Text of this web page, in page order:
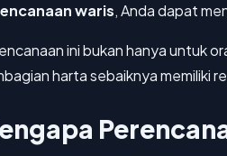
waris, Anda dapat
ini bukan hanya untuk
harta sebaiknya memiliki